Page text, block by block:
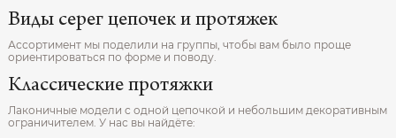
Виды серег цепочек и протяжек
Ассортимент мы поделили на группы, чтобы вам было проще
ориентироваться по форме и поводу.
Классические протяжки
Лаконичные модели с одной цепочкой и небольшим декоративным
ограничителем. У нас вы найдёте: